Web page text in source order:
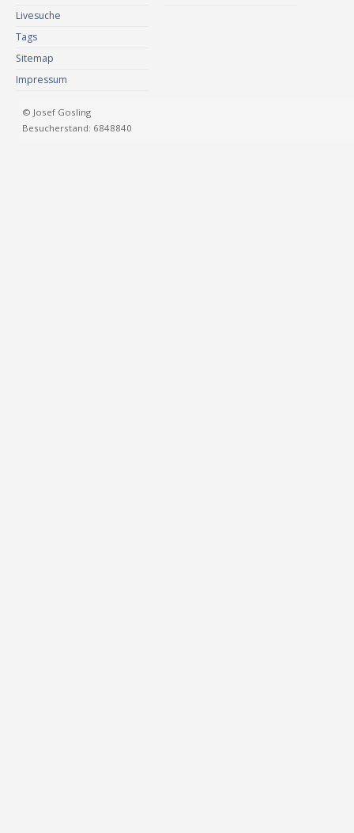
Livesuche
Tags
Sitemap
Impressum
© Josef Gosling
Besucherstand: 6848840